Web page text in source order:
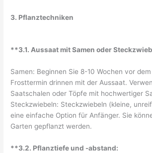
3. Pflanztechniken
**3.1. Aussaat mit Samen oder
Samen: Beginnen Sie 8-10 Wochen vor
Frosttermin drinnen mit der Aussaat.
Saatschalen oder Töpfe mit hochwertiger
Steckzwiebeln: Steckzwiebeln (kleine,
eine einfache Option für Anfänger. Sie
Garten gepflanzt werden.
**3.2. Pflanztiefe und -abstand: